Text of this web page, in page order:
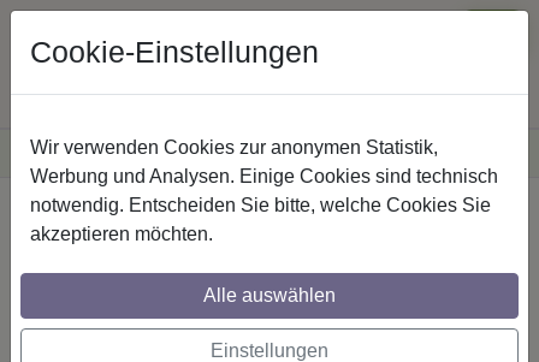
VersandkostenfreieLieferung innerhalb Deutschlands
Sichere Zahlung
Startseite Gardinenstangen Metall / Holz
mm Ø, 2-läufig, Modell TALENA - Bero
Silbergrau / Weiß lackiert
Cookie-Einstellungen
Wir verwenden Cookies zur anonymen Statistik,
Werbung und Analysen. Einige Cookies sind technisch
notwendig. Entscheiden Sie bitte, welche Cookies Sie
akzeptieren möchten.
Alle auswählen
Einstellungen